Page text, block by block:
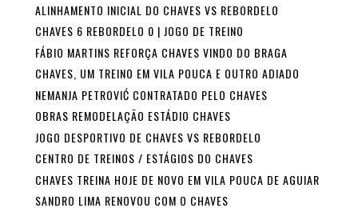
ALINHAMENTO INICIAL DO CHAVES VS REBORDELO
CHAVES 6 REBORDELO 0 | JOGO DE TREINO
FÁBIO MARTINS REFORÇA CHAVES VINDO DO BRAGA
CHAVES, UM TREINO EM VILA POUCA E OUTRO ADIADO
NEMANJA PETROVIĆ CONTRATADO PELO CHAVES
OBRAS REMODELAÇÃO ESTÁDIO CHAVES
JOGO DESPORTIVO DE CHAVES VS REBORDELO
CENTRO DE TREINOS / ESTÁGIOS DO CHAVES
CHAVES TREINA HOJE DE NOVO EM VILA POUCA DE AGUIAR
SANDRO LIMA RENOVOU COM O CHAVES